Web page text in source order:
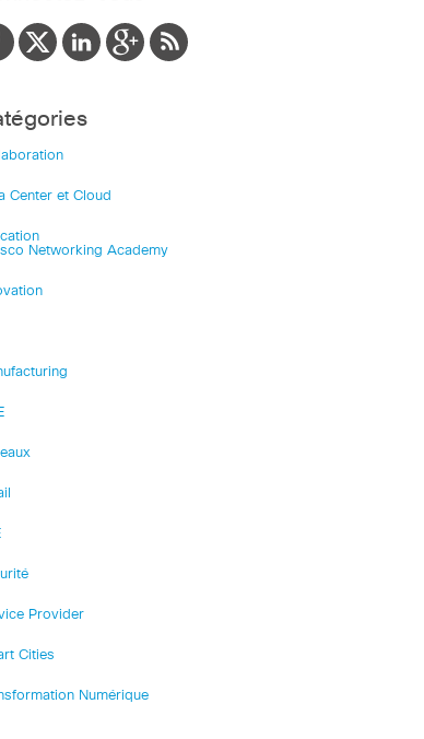
Center et Cloud
Networking Academy
Provider
Cities
Numérique